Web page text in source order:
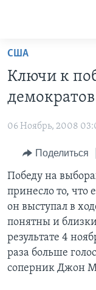
Перейти
основной
контент
навигации
Перейти
поиск
НОВОСТИ ЗА
ИТОГИ
ПОЧЕМУ ЭТО
ДИСКУССИЯ VOA
ДЕТАЛИ
НЬЮ-ЙОРК NEW
АМЕРИКА.
ПРОЕКТЫ
УЧИМ
НАША
А КАК В
АРТЕФАКТЫ
АМЕРИКАНСКИЕ
ТЕСТЫ
ЭКСПЕРТИЗА
ИНТЕРВЬЮ
ФАКТЫ ПРОТИВ
ЗА СВОБОДУ
УЧИМ
ВИДЕО
ПОДПИСКА НА
США
Ключи к
демократов
06 Ноябрь, 2008
Поделиться
Победу на
принесло то, что
он выступал в
понятны и
результате 4
раза больше
соперник Джон